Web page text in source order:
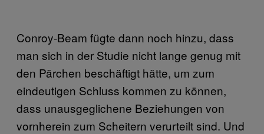
Conroy-Beam fügte dann noch hinzu, dass
man sich in der Studie nicht lange genug mit
den Pärchen beschäftigt hätte, um zum
eindeutigen Schluss kommen zu können,
dass unausgeglichene Beziehungen von
vornherein zum Scheitern verurteilt sind. Und